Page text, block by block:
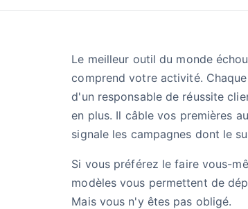
Le meilleur outil du monde
comprend votre activité.
d'un responsable de réussite
en plus. Il câble vos premières
signale les campagnes dont le
Si vous préférez le faire vous-
modèles vous permettent de
Mais vous n'y êtes pas obligé.